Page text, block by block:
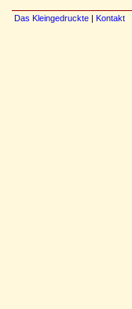
Das Kleingedruckte | Kontakt